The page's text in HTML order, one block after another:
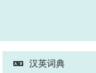
汉英词典